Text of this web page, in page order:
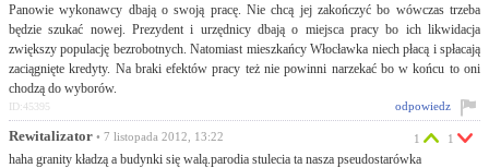
Panowie wykonawcy dbają o swoją pracę. Nie chcą jej zakończyć bo wówczas trzeba
będzie szukać nowej. Prezydent i urzędnicy dbają o miejsca pracy bo ich likwidacja
zwiększy populację bezrobotnych. Natomiast mieszkańcy Włocławka niech płacą i spłacają
zaciągnięte kredyty. Na braki efektów pracy też nie powinni narzekać bo w końcu to oni
chodzą do wyborów.
odpowiedz
ID:45395
Rewitalizator • 7 listopada 2012, 13:22
haha granity kładzą a budynki się walą.parodia stulecia ta nasza pseudostarówka
1 1